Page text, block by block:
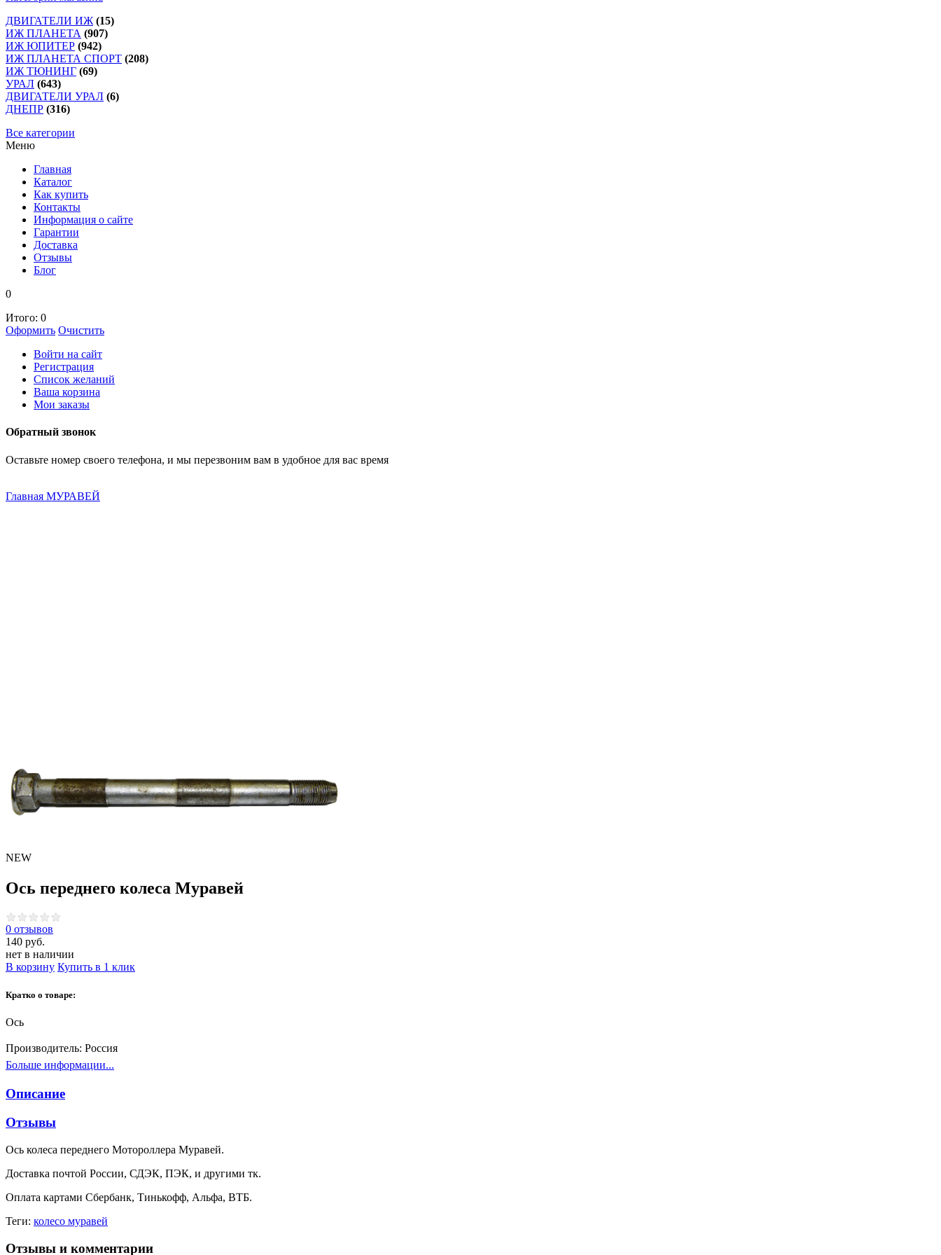
ДВИГАТЕЛИ ИЖ (15)
ИЖ ПЛАНЕТА (907)
ИЖ ЮПИТЕР (942)
ИЖ ПЛАНЕТА СПОРТ (208)
ИЖ ТЮНИНГ (69)
УРАЛ (643)
ДВИГАТЕЛИ УРАЛ (6)
ДНЕПР (316)
Все категории
Меню
Главная
Каталог
Как купить
Контакты
Информация о сайте
Гарантии
Доставка
Отзывы
Блог
0
Итого: 0
Оформить Очистить
Войти на сайт
Регистрация
Список желаний
Ваша корзина
Мои заказы
Обратный звонок
Оставьте номер своего телефона, и мы перезвоним вам в удобное для вас время
Главная МУРАВЕЙ
NEW
Ось переднего колеса Муравей
0 отзывов
140 руб.
нет в наличии
В корзину Купить в 1 клик
Кратко о товаре:
Ось
Производитель: Россия
Больше информации...
Описание
Отзывы
Ось колеса переднего Мотороллера Муравей.
Доставка почтой России, СДЭК, ПЭК, и другими тк.
Оплата картами Сбербанк, Тинькофф, Альфа, ВТБ.
Теги: колесо муравей
Отзывы и комментарии